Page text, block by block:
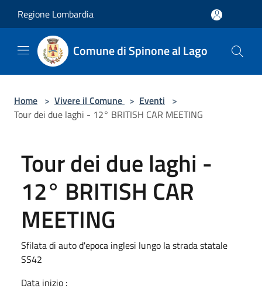
Regione Lombardia
Comune di Spinone al Lago
Home > Vivere il Comune > Eventi >
Tour dei due laghi - 12° BRITISH CAR MEETING
Tour dei due laghi -
12° BRITISH CAR
MEETING
Sfilata di auto d'epoca inglesi lungo la strada statale
SS42
Data inizio :